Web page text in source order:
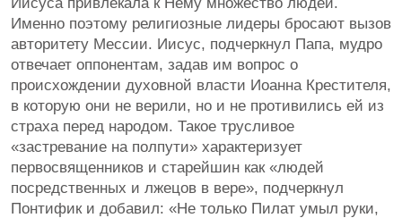
Именно поэтому религиозные лидеры бросают вызов
авторитету Мессии. Иисус, подчеркнул Папа, мудро
отвечает оппонентам, задав им вопрос о
происхождении духовной власти Иоанна Крестителя,
в которую они не верили, но и не противились ей из
страха перед народом. Такое трусливое
«застревание на полпути» характеризует
первосвященников и старейшин как «людей
посредственных и лжецов в вере», подчеркнул
Понтифик и добавил: «Не только Пилат умыл руки,